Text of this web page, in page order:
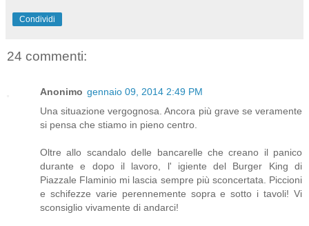
Condividi
24 commenti:
Anonimo gennaio 09, 2014 2:49 PM
Una situazione vergognosa. Ancora più grave se veramente
si pensa che stiamo in pieno centro.
Oltre allo scandalo delle bancarelle che creano il panico
durante e dopo il lavoro, l' igiente del Burger King di
Piazzale Flaminio mi lascia sempre più sconcertata. Piccioni
e schifezze varie perennemente sopra e sotto i tavoli! Vi
sconsiglio vivamente di andarci!